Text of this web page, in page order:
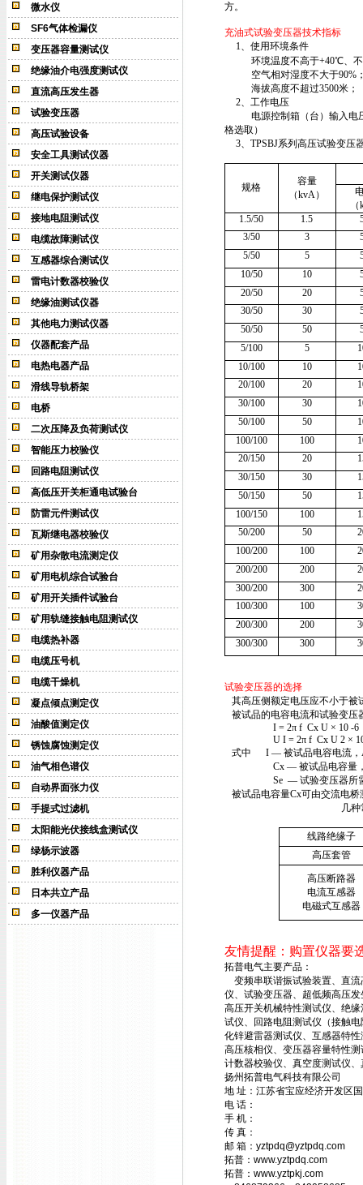
微水仪
SF6气体检漏仪
变压器容量测试仪
绝缘油介电强度测试仪
直流高压发生器
试验变压器
高压试验设备
安全工具测试仪器
开关测试仪器
继电保护测试仪
接地电阻测试仪
电缆故障测试仪
互感器综合测试仪
雷电计数器校验仪
绝缘油测试仪器
其他电力测试仪器
仪器配套产品
电热电器产品
滑线导轨桥架
电桥
二次压降及负荷测试仪
智能压力校验仪
回路电阻测试仪
高低压开关柜通电试验台
防雷元件测试仪
瓦斯继电器校验仪
矿用杂散电流测定仪
矿用电机综合试验台
矿用开关插件试验台
矿用轨缝接触电阻测试仪
电缆热补器
电缆压号机
电缆干燥机
凝点倾点测定仪
油酸值测定仪
锈蚀腐蚀测定仪
油气相色谱仪
自动界面张力仪
手提式过滤机
太阳能光伏接线盒测试仪
绿杨示波器
胜利仪器产品
日本共立产品
多一仪器产品
方。
充油式试验变压器技术指标
1、使用环境条件
环境温度不高于+40℃、
空气相对湿度不大于90%
海拔高度不超过3500米；
2、工作电压
电源控制箱（台）输入电
格选取）
3、 TPSBJ系列高压试验变压
规格
容量
（kvA）
1.5/50
1.5
3/50
3
5/50
5
10/50
10
20/50
20
30/50
30
50/50
50
5/100
5
10/100
10
20/100
20
30/100
30
50/100
50
100/100
100
20/150
20
30/150
30
50/150
50
100/150
100
50/200
50
100/200
100
200/200
200
300/200
300
100/300
100
200/300
200
300/300
300
试验变压器的选择
其高压侧额定电压应不小于被
被试品的电容电流和试验变压
I = 2π f Cx U × 10 -6
U I = 2πf Cx U 2 ×
式中
I — 被试品电容电流，
Cx — 被试品电容量
Se — 试验变压器所
被试品电容量Cx可由交流电桥
几种常用被试
线路绝缘子
高压套管
高压断路器
电流互感器
电磁式互感器
友情提醒：购置仪器要
拓普电气主要产品：
变频串联谐振试验装置、直流
仪、试验变压器、超低频高压
高压开关机械特性测试仪、绝
试仪、回路电阻测试仪（接触
化锌避雷器测试仪、互感器特
高压核相仪、变压器容量特性
计数器校验仪、真空度测试仪
扬州拓普电气科技有限公司
地 址：江苏省宝应经济开发区
电 话：
手 机：
传 真：
邮 箱：yztpdq@yztpdq.com
拓普：www.yztpdq.com
拓普：www.yztpkj.com